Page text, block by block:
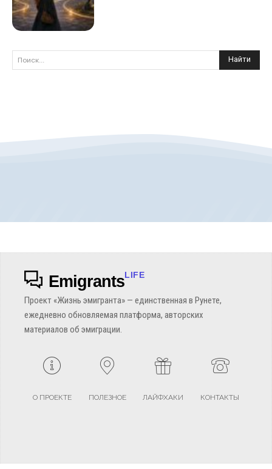
Поиск... Найти
EmigrantsLIFE
Проект «Жизнь эмигранта» — единственная в Рунете,
ежедневно обновляемая платформа, авторских
материалов об эмиграции.
О ПРОЕКТЕ ПОЛЕЗНОЕ ЛАЙФХАКИ КОНТАКТЫ